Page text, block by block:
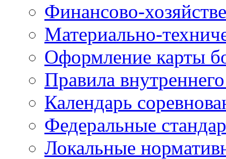
Финансово-
Материально-
Оформление карты
Правила
Календарь
Федеральные
Локальные